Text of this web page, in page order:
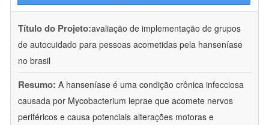
Título do Projeto:avaliação de implementação de grupos
de autocuidado para pessoas acometidas pela hanseníase
no brasil
Resumo: A hanseníase é uma condição crônica infecciosa
causada por Mycobacterium leprae que acomete nervos
periféricos e causa potenciais alterações motoras e